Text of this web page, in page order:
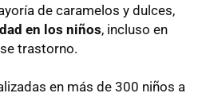
de caramelos y dulces,
en los niños, incluso en
trastorno.
en más de 300 niños a